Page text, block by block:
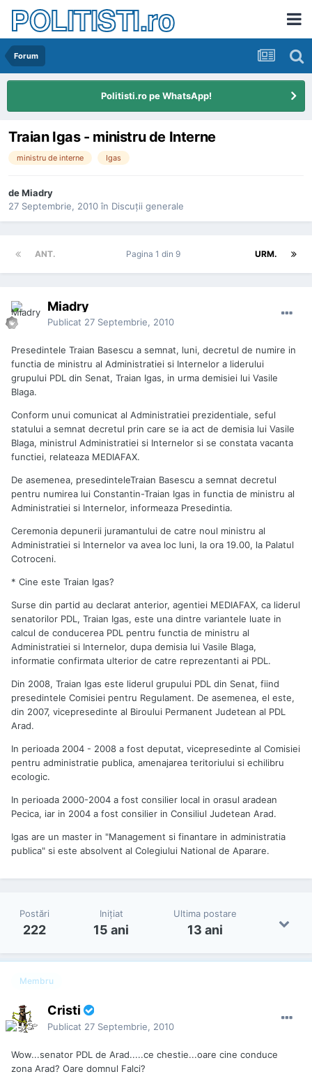
POLITISTI.ro
Forum
Politisti.ro pe WhatsApp!
Traian Igas - ministru de Interne
ministru de interne Igas
deMiadry
27 Septembrie, 2010 în Discuţii generale
ANT. URM.
Pagina 1 din 9
Miadry
Publicat 27 Septembrie, 2010
Presedintele Traian Basescu a semnat, luni, decretul de numire in
functia de ministru al Administratiei si Internelor a liderului
grupului PDL din Senat, Traian Igas, in urma demisiei lui Vasile
Blaga.
Conform unui comunicat al Administratiei prezidentiale, seful
statului a semnat decretul prin care se ia act de demisia lui Vasile
Blaga, ministrul Administratiei si Internelor si se constata vacanta
functiei, relateaza MEDIAFAX.
De asemenea, presedinteleTraian Basescu a semnat decretul
pentru numirea lui Constantin-Traian Igas in functia de ministru al
Administratiei si Internelor, informeaza Presedintia.
Ceremonia depunerii juramantului de catre noul ministru al
Administratiei si Internelor va avea loc luni, la ora 19.00, la Palatul
Cotroceni.
* Cine este Traian Igas?
Surse din partid au declarat anterior, agentiei MEDIAFAX, ca liderul
senatorilor PDL, Traian Igas, este una dintre variantele luate in
calcul de conducerea PDL pentru functia de ministru al
Administratiei si Internelor, dupa demisia lui Vasile Blaga,
informatie confirmata ulterior de catre reprezentanti ai PDL.
Din 2008, Traian Igas este liderul grupului PDL din Senat, fiind
presedintele Comisiei pentru Regulament. De asemenea, el este,
din 2007, vicepresedinte al Biroului Permanent Judetean al PDL
Arad.
In perioada 2004 - 2008 a fost deputat, vicepresedinte al Comisiei
pentru administratie publica, amenajarea teritoriului si echilibru
ecologic.
In perioada 2000-2004 a fost consilier local in orasul aradean
Pecica, iar in 2004 a fost consilier in Consiliul Judetean Arad.
Igas are un master in "Management si finantare in administratia
publica" si este absolvent al Colegiului National de Aparare.
Postări
222
Iniţiat
15 ani
Ultima postare
13 ani
Membru
Cristi
Publicat 27 Septembrie, 2010
Wow...senator PDL de Arad.....ce chestie...oare cine conduce
zona Arad? Oare domnul Falci?